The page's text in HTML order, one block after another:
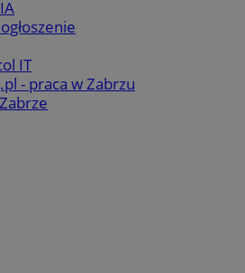
IT
- praca w Zabrzu